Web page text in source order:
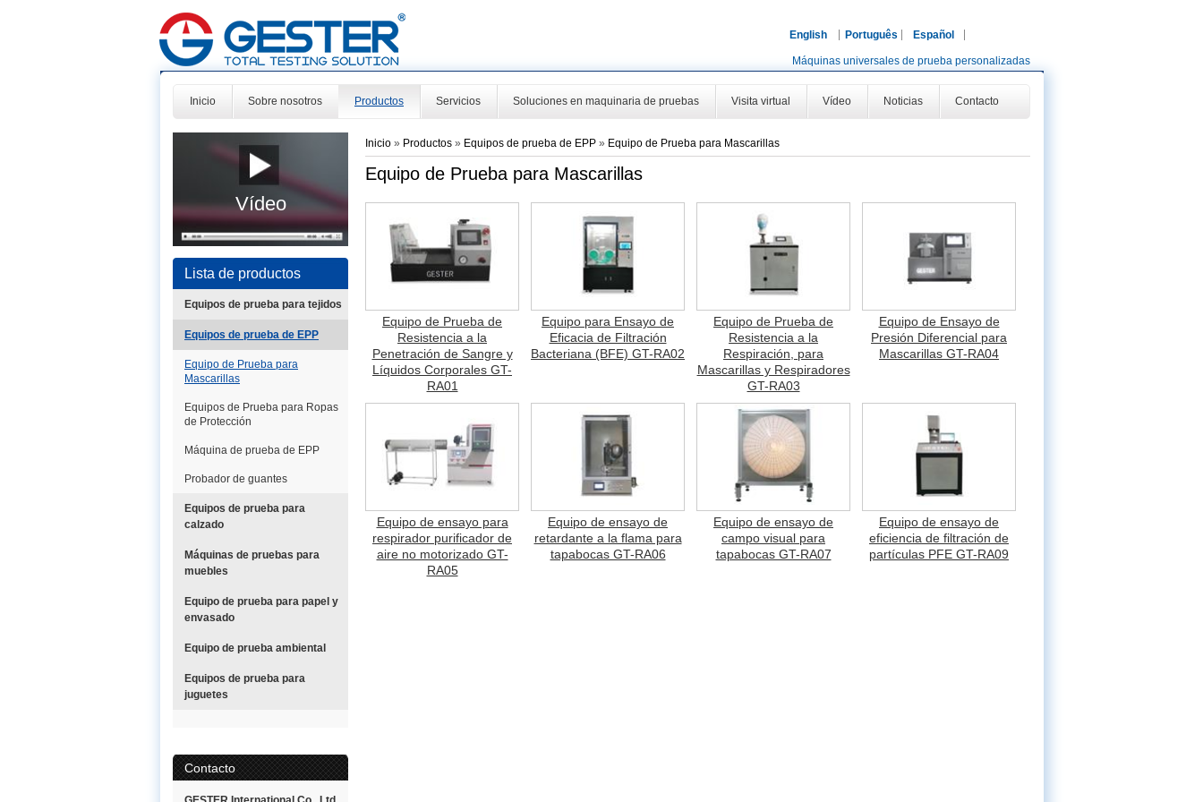
English Português Español
Máquinas universales de prueba personalizadas
Inicio Sobre nosotros Productos Servicios Soluciones en maquinaria de pruebas Visita virtual Vídeo Noticias Contacto
Vídeo
Lista de productos
Equipos de prueba para tejidos
Equipos de prueba de EPP
Equipo de Prueba para
Mascarillas
Equipos de Prueba para Ropas
de Protección
Máquina de prueba de EPP
Probador de guantes
Equipos de prueba para
calzado
Máquinas de pruebas para
muebles
Equipo de prueba para papel y
envasado
Equipo de prueba ambiental
Equipos de prueba para
juguetes
Contacto
Inicio » Productos » Equipos de prueba de EPP » Equipo de Prueba para Mascarillas
Equipo de Prueba para Mascarillas
Equipo de Prueba de
Resistencia a la
Penetración de Sangre y
Líquidos Corporales GT-
RA01
Equipo para Ensayo de
Eficacia de Filtración
Bacteriana (BFE) GT-RA02
Equipo de Prueba de
Resistencia a la
Respiración, para
Mascarillas y Respiradores
GT-RA03
Equipo de Ensayo de
Presión Diferencial para
Mascarillas GT-RA04
Equipo de ensayo para
respirador purificador de
aire no motorizado GT-
RA05
Equipo de ensayo de
retardante a la flama para
tapabocas GT-RA06
Equipo de ensayo de
campo visual para
tapabocas GT-RA07
Equipo de ensayo de
eficiencia de filtración de
partículas PFE GT-RA09